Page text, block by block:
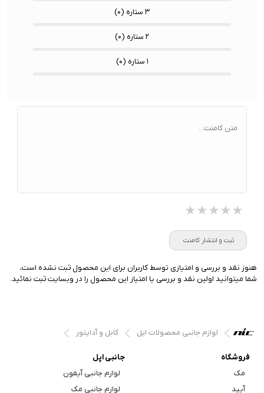
۳ ستاره ( ۰)
۲ ستاره ( ۰)
۱ ستاره ( ۰)
متن کامنت...
★★★★★
★★★★★
★★★★★
ثبت و انتشار کامنت
هنوز نقد و بررسی و امتیازی توسط کاربران برای این محصول ثبت نشده است،
شما میتوانید اولین نقد و بررسی یا امتیاز این محصول را در وبسایت ثبت نمائید.
لوازم جانبی محصولات اپل کابل و آداپتور
فروشگاه
مک
آیپد
جانبی اپل
لوازم جانبی آیفون
لوازم جانبی مک